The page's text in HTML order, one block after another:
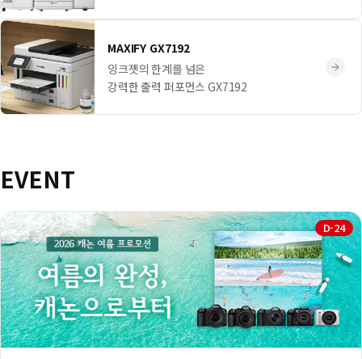
MAXIFY GX7192
잉크젯의 한계를 넘은
강력한 출력 퍼포먼스 GX7192
EVENT
D-24